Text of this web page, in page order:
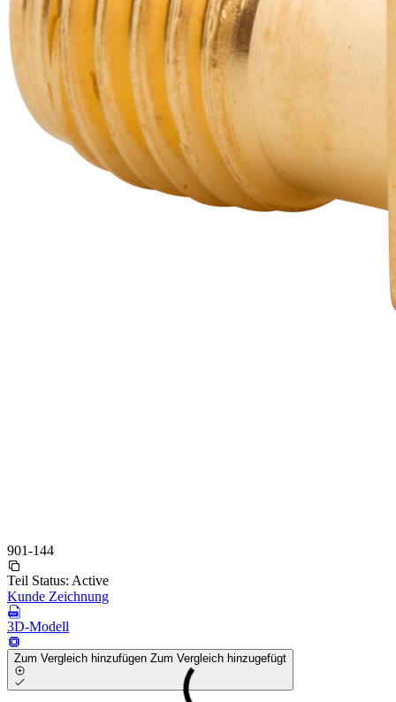
901-144
Teil Status: Active
Kunde Zeichnung
3D-Modell
Zum Vergleich hinzufügen Zum Vergleich hinzugefügt